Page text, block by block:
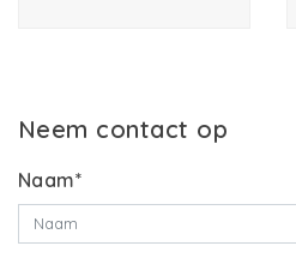
Neem contact op
Naam*